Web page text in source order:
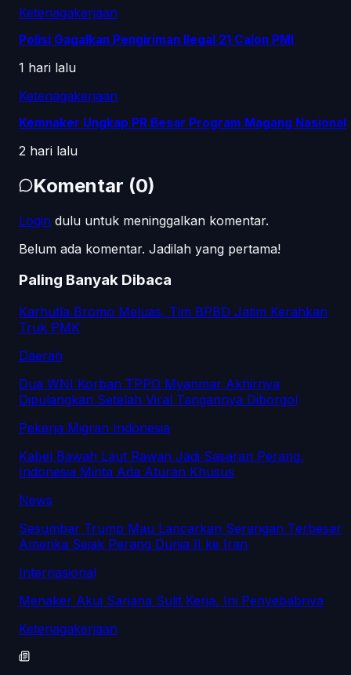
Ketenagakerjaan
Polisi Gagalkan Pengiriman Ilegal 21 Calon PMI
1 hari lalu
Ketenagakerjaan
Kemnaker Ungkap PR Besar Program Magang Nasional
2 hari lalu
Komentar (0)
Login dulu untuk meninggalkan komentar.
Belum ada komentar. Jadilah yang pertama!
Paling Banyak Dibaca
Karhutla Bromo Meluas, Tim BPBD Jatim Kerahkan
Truk PMK
Daerah
Dua WNI Korban TPPO Myanmar Akhirnya
Dipulangkan Setelah Viral Tangannya Diborgol
Pekerja Migran Indonesia
Kabel Bawah Laut Rawan Jadi Sasaran Perang,
Indonesia Minta Ada Aturan Khusus
News
Sesumbar Trump Mau Lancarkan Serangan Terbesar
Amerika Sejak Perang Dunia II ke Iran
Internasional
Menaker Akui Sarjana Sulit Kerja, Ini Penyebabnya
Ketenagakerjaan